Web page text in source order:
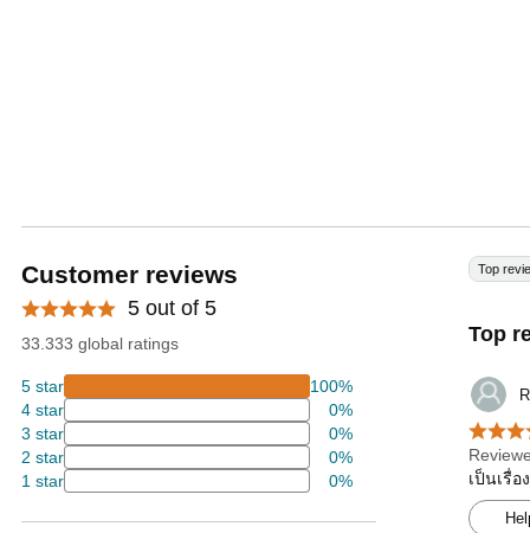
Customer reviews
5 out of 5
33.333 global ratings
5 star
100%
4 star
0%
3 star
0%
2 star
0%
1 star
0%
Top
Top
เป็นเรื่